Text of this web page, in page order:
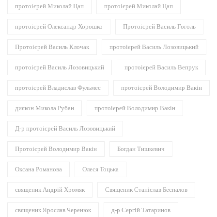
протоієрей Миколай Цап протоієрей Миколай Цап
протоієрей Олександр Хорошко Протоієрей Василь Гоголь
Протоієрей Василь Клочак протоієрей Василь Лозовицький
протоієрей Василь Лозовицький протоієрей Василь Вепрук
протоієрей Владислав Фульмес протоієрей Володимир Вакін
диякон Микола Рубан протоієрей Володимир Вакін
Д-р протоієрей Василь Лозовицький
Протоієрей Володимир Вакін Богдан Тишкевич
Оксана Романова Олеся Тоцька
священик Андрій Хромяк Священик Станіслав Беспалов
священик Ярослав Черенюк д-р Сергій Татаринов